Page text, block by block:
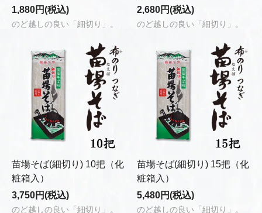
1,880円(税込)
のど越しの良い「細切り」。
2,680円(税込)
のど越しの良い「細切り」。
苗場そば(細切り) 10把（化
粧箱入）
3,750円(税込)
のど越しの良い「細切り」。
苗場そば(細切り) 15把（化
粧箱入）
5,480円(税込)
のど越しの良い「細切り」。